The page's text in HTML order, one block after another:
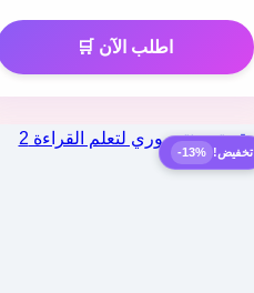
اطلب الآن 🛒
تخفيض! -13%